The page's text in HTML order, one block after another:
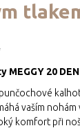
MEGGY 20 DEN
vaším
komfort při